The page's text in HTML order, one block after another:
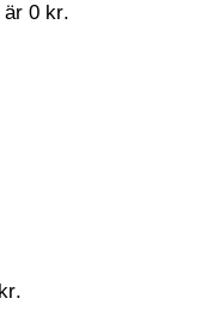
är 0 kr.
kr.